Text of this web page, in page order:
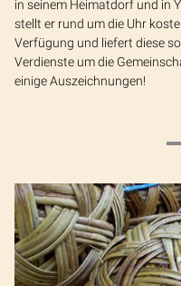
in seinem Heimatdorf und in
stellt er rund um die Uhr
Verfügung und liefert diese
Verdienste um die
einige Auszeichnungen!